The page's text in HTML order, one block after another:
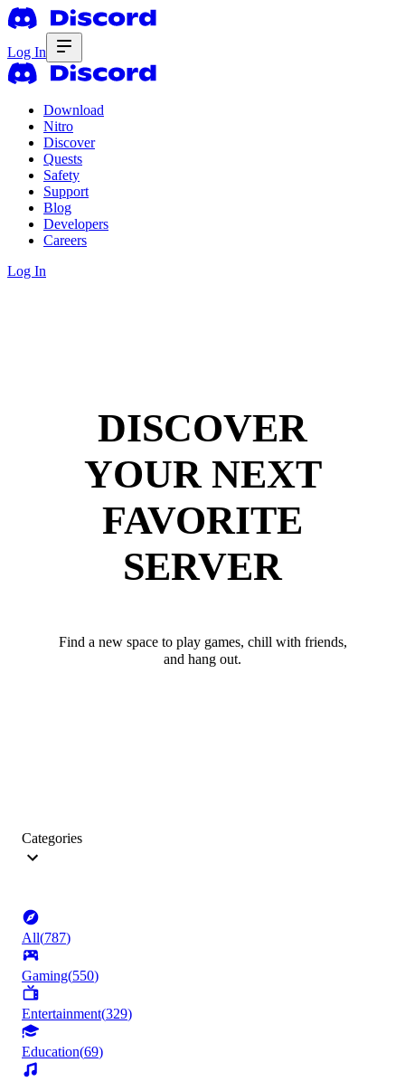
Log In
Download
Nitro
Discover
Quests
Safety
Support
Blog
Developers
Careers
Log In
DISCOVER
YOUR NEXT
FAVORITE
SERVER
Find a new space to play games, chill with friends,
and hang out.
Categories
All(787)
Gaming(550)
Entertainment(329)
Education(69)